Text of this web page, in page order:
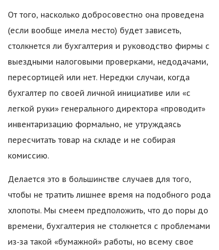
От того, насколько добросовестно она проведена
(если вообще имела место) будет зависеть,
столкнется ли бухгалтерия и руководство фирмы с
выездными налоговыми проверками, недодачами,
пересортицей или нет. Нередки случаи, когда
бухгалтер по своей личной инициативе или «с
легкой руки» генерального директора «проводит»
инвентаризацию формально, не утруждаясь
пересчитать товар на складе и не собирая
комиссию.
Делается это в большинстве случаев для того,
чтобы не тратить лишнее время на подобного рода
хлопоты. Мы смеем предположить, что до поры до
времени, бухгалтерия не столкнется с проблемами
из-за такой «бумажной» работы, но всему свое